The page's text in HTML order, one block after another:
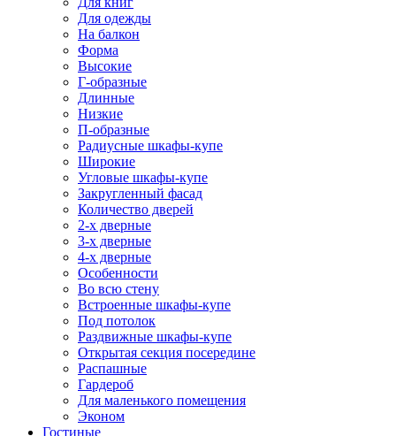
Для одежды
На балкон
Форма
Высокие
Г-образные
Длинные
Низкие
П-образные
Радиусные шкафы-купе
Широкие
Угловые шкафы-купе
Закругленный фасад
Количество дверей
2-х дверные
3-х дверные
4-х дверные
Особенности
Во всю стену
Встроенные шкафы-купе
Под потолок
Раздвижные шкафы-купе
Открытая секция посередине
Распашные
Гардероб
Для маленького помещения
Эконом
Гостиные